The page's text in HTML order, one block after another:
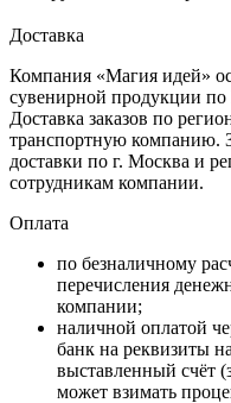
Доставка
Компания «Магия идей»
сувенирной продукции
Доставка заказов по
транспортную компанию.
доставки по г. Москва и
сотрудникам компании.
Оплата
по безналичному
перечисления
компании;
наличной оплатой
банк на реквизиты
выставленный счёт
может взимать